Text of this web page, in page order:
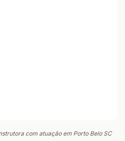
com atuação em Porto Belo SC